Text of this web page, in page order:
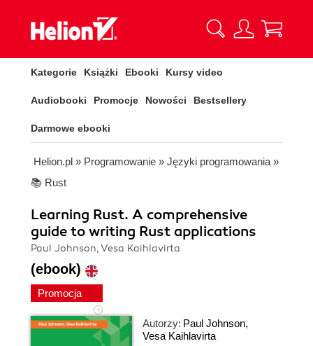
Kategorie Książki Ebooki Kursy video
Audiobooki Promocje Nowości Bestsellery
Darmowe ebooki
Helion.pl » Programowanie » Języki programowania »
📚 Rust
Learning Rust. A comprehensive
guide to writing Rust applications
Paul Johnson, Vesa Kaihlavirta
(ebook)
Promocja
Autorzy: Paul Johnson,
Vesa Kaihlavirta